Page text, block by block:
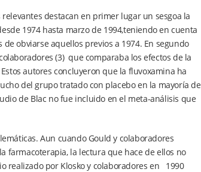
destacan en primer lugar un sesgoa la
1974 hasta marzo de 1994,teniendo en cuenta
obviarse aquellos previos a 1974. En segundo
(3) que comparaba los efectos de la
autores concluyeron que la fluvoxamina ha
del grupo tratado con placebo en la mayoría de
de Blac no fue incluido en el meta-análisis que
Aun cuando Gould y colaboradores
farmacoterapia, la lectura que hace de ellos no
realizado por Klosko y colaboradores en 1990